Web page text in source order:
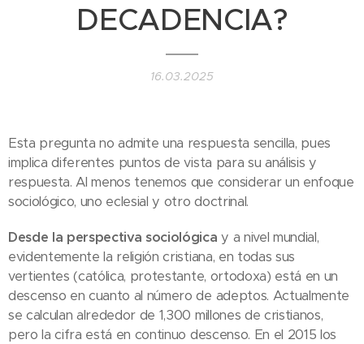
DECADENCIA?
16.03.2025
Esta pregunta no admite una respuesta sencilla, pues
implica diferentes puntos de vista para su análisis y
respuesta. Al menos tenemos que considerar un enfoque
sociológico, uno eclesial y otro doctrinal.
Desde la perspectiva sociológica y a nivel mundial,
evidentemente la religión cristiana, en todas sus
vertientes (católica, protestante, ortodoxa) está en un
descenso en cuanto al número de adeptos. Actualmente
se calculan alrededor de 1,300 millones de cristianos,
pero la cifra está en continuo descenso. En el 2015 los